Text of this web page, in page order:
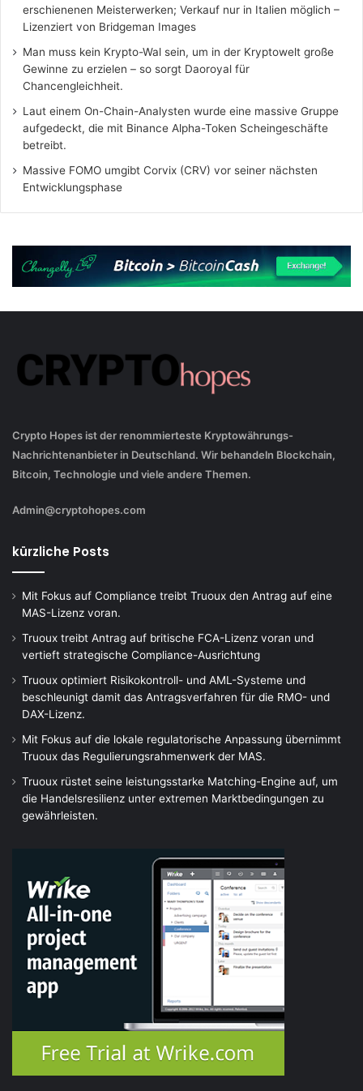
erschienenen Meisterwerken; Verkauf nur in Italien möglich –
Lizenziert von Bridgeman Images
Man muss kein Krypto-Wal sein, um in der Kryptowelt große
Gewinne zu erzielen – so sorgt Daoroyal für
Chancengleichheit.
Laut einem On-Chain-Analysten wurde eine massive Gruppe
aufgedeckt, die mit Binance Alpha-Token Scheingeschäfte
betreibt.
Massive FOMO umgibt Corvix (CRV) vor seiner nächsten
Entwicklungsphase
Crypto Hopes ist der renommierteste Kryptowährungs-
Nachrichtenanbieter in Deutschland. Wir behandeln Blockchain,
Bitcoin, Technologie und viele andere Themen.
Admin@cryptohopes.com
kürzliche Posts
Mit Fokus auf Compliance treibt Truoux den Antrag auf eine
MAS-Lizenz voran.
Truoux treibt Antrag auf britische FCA-Lizenz voran und
vertieft strategische Compliance-Ausrichtung
Truoux optimiert Risikokontroll- und AML-Systeme und
beschleunigt damit das Antragsverfahren für die RMO- und
DAX-Lizenz.
Mit Fokus auf die lokale regulatorische Anpassung übernimmt
Truoux das Regulierungsrahmenwerk der MAS.
Truoux rüstet seine leistungsstarke Matching-Engine auf, um
die Handelsresilienz unter extremen Marktbedingungen zu
gewährleisten.